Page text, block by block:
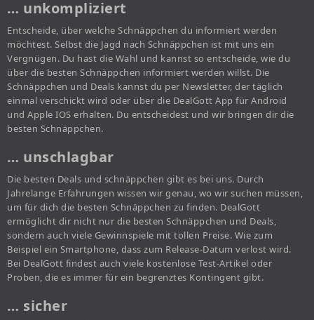
… unkompliziert
Entscheide, über welche Schnäppchen du informiert werden
möchtest. Selbst die Jagd nach Schnäppchen ist mit uns ein
Vergnügen. Du hast die Wahl und kannst so entscheide, wie du
über die besten Schnäppchen informiert werden willst. Die
Schnäppchen und Deals kannst du per Newsletter, der täglich
einmal verschickt wird oder über die DealGott App für Android
und Apple IOS erhalten. Du entscheidest und wir bringen dir die
besten Schnäppchen.
… unschlagbar
Die besten Deals und schnäppchen gibt es bei uns. Durch
Jahrelange Erfahrungen wissen wir genau, wo wir suchen müssen,
um für dich die besten Schnäppchen zu finden. DealGott
ermöglicht dir nicht nur die besten Schnäppchen und Deals,
sondern auch viele Gewinnspiele mit tollen Preise. Wie zum
Beispiel ein Smartphone, dass zum Release-Datum verlost wird.
Bei DealGott findest auch viele kostenlose Test-Artikel oder
Proben, die es immer für ein begrenztes Kontingent gibt.
… sicher